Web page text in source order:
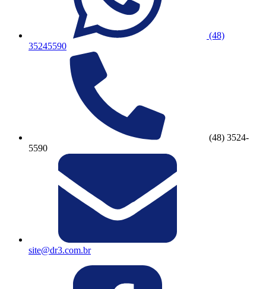
(48)
35245590
(48) 3524-
5590
site@dr3.com.br